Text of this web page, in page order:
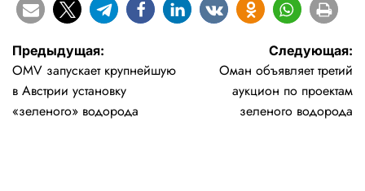
Навигация
по
записям
Предыдущая:
OMV запускает крупнейшую
в Австрии установку
«зеленого» водорода
Следующая:
Оман объявляет третий
аукцион по проектам
зеленого водорода